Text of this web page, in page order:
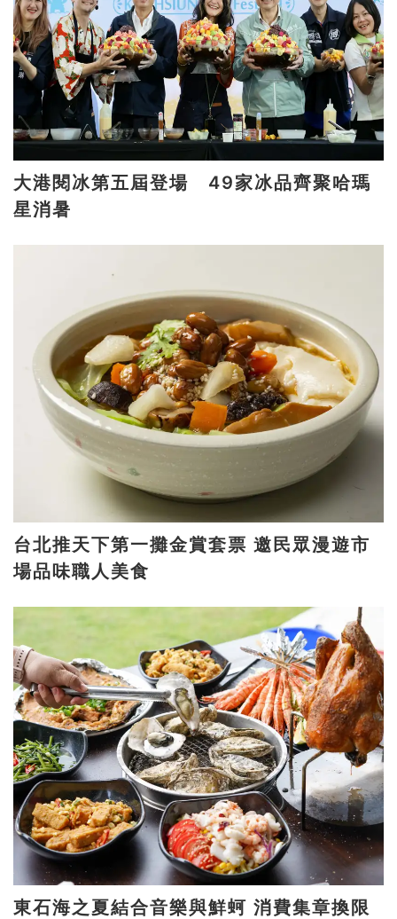
大港閱冰第五屆登場 49家冰品齊聚哈瑪
星消暑
台北推天下第一攤金賞套票 邀民眾漫遊市
場品味職人美食
東石海之夏結合音樂與鮮蚵 消費集章換限